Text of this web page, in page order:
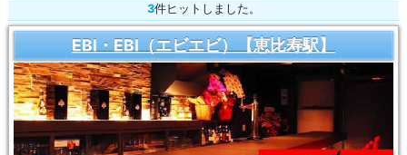
3件ヒットしました。
EBI・EBI（エビエビ）【恵比寿駅】